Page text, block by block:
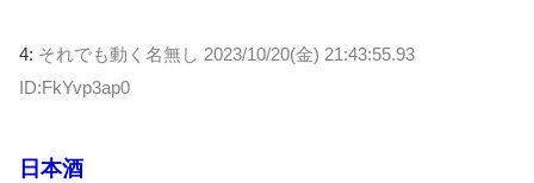
4: それでも動く名無し 2023/10/20(金) 21:43:55.93
ID:FkYvp3ap0
日本酒